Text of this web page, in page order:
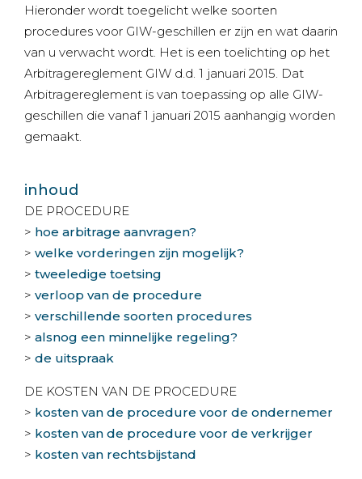
Hieronder wordt toegelicht welke soorten
procedures voor GIW-geschillen er zijn en wat daarin
van u verwacht wordt. Het is een toelichting op het
Arbitragereglement GIW d.d. 1 januari 2015. Dat
Arbitragereglement is van toepassing op alle GIW-
geschillen die vanaf 1 januari 2015 aanhangig worden
gemaakt.
inhoud
DE PROCEDURE
> hoe arbitrage aanvragen?
> welke vorderingen zijn mogelijk?
> tweeledige toetsing
> verloop van de procedure
> verschillende soorten procedures
> alsnog een minnelijke regeling?
> de uitspraak
DE KOSTEN VAN DE PROCEDURE
> kosten van de procedure voor de ondernemer
> kosten van de procedure voor de verkrijger
> kosten van rechtsbijstand